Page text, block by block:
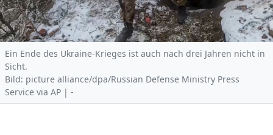
Ein Ende des Ukraine-Krieges ist auch nach drei Jahren nicht in
Sicht.
Bild: picture alliance/dpa/Russian Defense Ministry Press
Service via AP | -